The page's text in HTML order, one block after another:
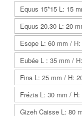
Equus 15*15 L: 15
Equus 20.30 L: 20
Esope L: 60 mm /
Eubée L : 35 mm /
Fina L: 25 mm / H:
Frézia L: 30 mm / H:
Gizeh Caisse L: 80